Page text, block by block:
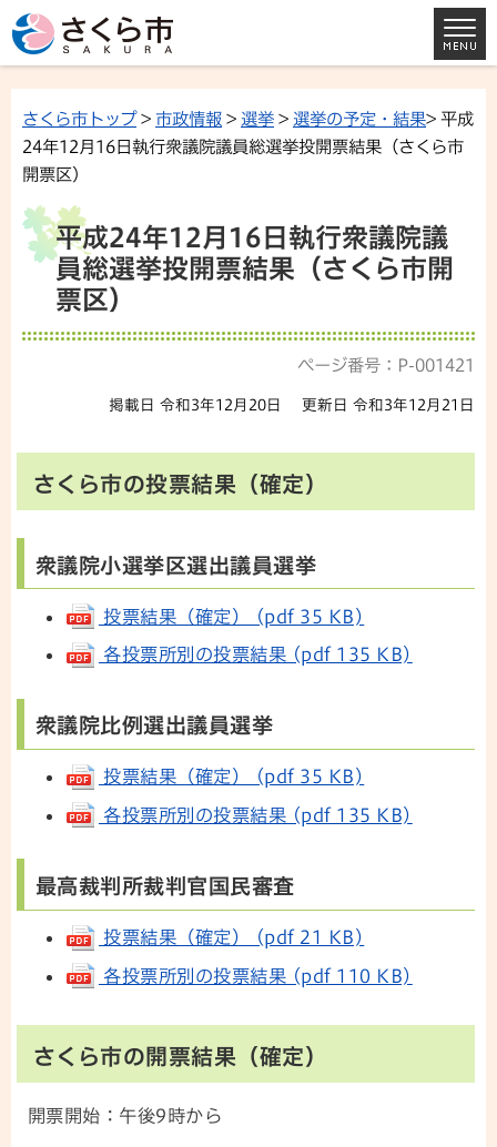
さくら市トップ> 市政情報 > 選挙 > 選挙の予定・結果> 平成
24年12月16日執行衆議院議員総選挙投開票結果（さくら市
開票区）
平成24年12月16日執行衆議院議
員総選挙投開票結果（さくら市開
票区）
ページ番号：P-001421
掲載日 令和3年12月20日 更新日 令和3年12月21日
さくら市の投票結果（確定）
衆議院小選挙区選出議員選挙
投票結果（確定） (pdf 35 KB)
各投票所別の投票結果 (pdf 135 KB)
衆議院比例選出議員選挙
投票結果（確定） (pdf 35 KB)
各投票所別の投票結果 (pdf 135 KB)
最高裁判所裁判官国民審査
投票結果（確定） (pdf 21 KB)
各投票所別の投票結果 (pdf 110 KB)
さくら市の開票結果（確定）
開票開始：午後9時から